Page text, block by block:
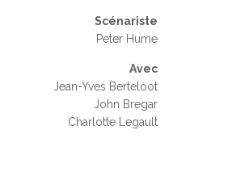
Scénariste
Peter Hume
Avec
Jean-Yves Berteloot
John Bregar
Charlotte Legault